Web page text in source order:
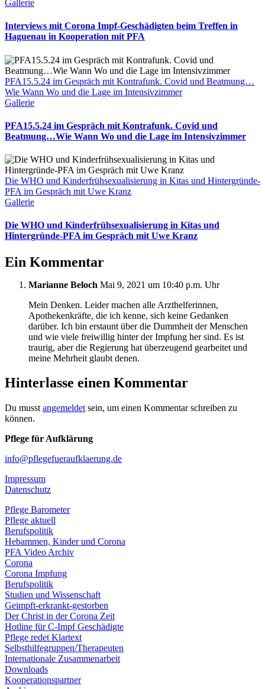
Gallerie
Interviews mit Corona Impf-Geschädigten beim Treffen in
Haguenau in Kooperation mit PFA
PFA15.5.24 im Gespräch mit Kontrafunk. Covid und Beatmung…
Wie Wann Wo und die Lage im Intensivzimmer
Gallerie
PFA15.5.24 im Gespräch mit Kontrafunk. Covid und
Beatmung…Wie Wann Wo und die Lage im Intensivzimmer
Die WHO und Kinderfrühsexualisierung in Kitas und Hintergründe-
PFA im Gespräch mit Uwe Kranz
Gallerie
Die WHO und Kinderfrühsexualisierung in Kitas und
Hintergründe-PFA im Gespräch mit Uwe Kranz
Ein Kommentar
Marianne Beloch Mai 9, 2021 um 10:40 p.m. Uhr
Mein Denken. Leider machen alle Arzthelferinnen,
Apothekenkräfte, die ich kenne, sich keine Gedanken
darüber. Ich bin erstaunt über die Dummheit der Menschen
und wie viele freiwillig hinter der Impfung her sind. Es ist
traurig, aber die Regierung hat überzeugend gearbeitet und
meine Mehrheit glaubt denen.
Hinterlasse einen Kommentar
Du musst angemeldet sein, um einen Kommentar schreiben zu
können.
Pflege für Aufklärung
info@pflegefueraufklaerung.de
Impressum
Datenschutz
Pflege Barometer
Pflege aktuell
Berufspolitik
Hebammen, Kinder und Corona
PFA Video Archiv
Corona
Corona Impfung
Berufspolitik
Studien und Wissenschaft
Geimpft-erkrankt-gestorben
Der Christ in der Corona Zeit
Hotline für C-Impf Geschädigte
Pflege redet Klartext
Selbsthilfegruppen/Therapeuten
Internationale Zusammenarbeit
Downloads
Kooperationspartner